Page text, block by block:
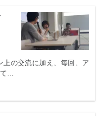
上の交流に加え、毎回、ア
て…